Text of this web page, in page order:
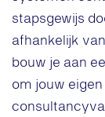
stapsgewijs
afhankelijk
bouw je aan
om jouw